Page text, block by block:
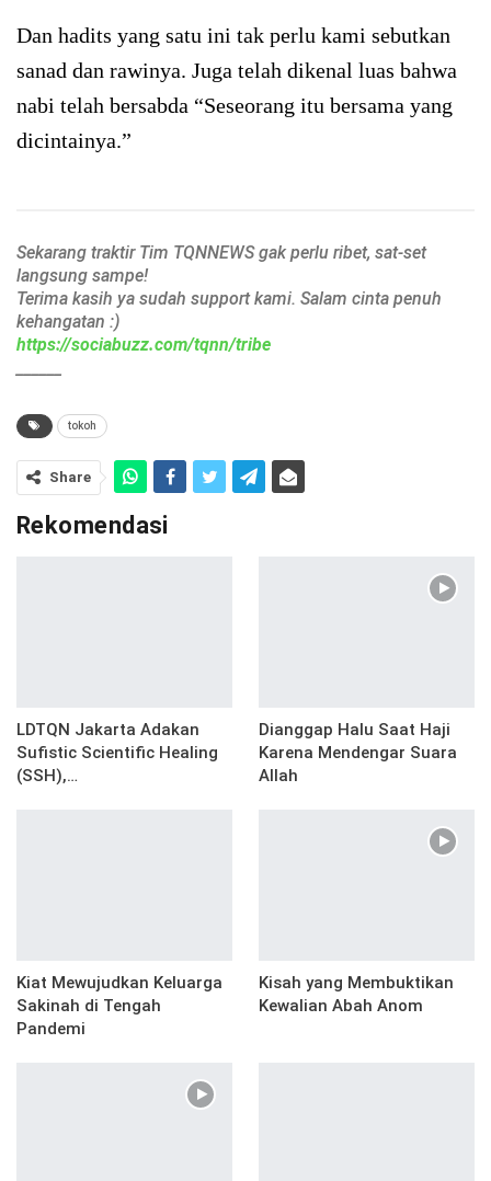
Dan hadits yang satu ini tak perlu kami sebutkan
sanad dan rawinya. Juga telah dikenal luas bahwa
nabi telah bersabda “Seseorang itu bersama yang
dicintainya.”
Sekarang traktir Tim TQNNEWS gak perlu ribet, sat-set
langsung sampe!
Terima kasih ya sudah support kami. Salam cinta penuh
kehangatan :)
https://sociabuzz.com/tqnn/tribe
tokoh
Share
Rekomendasi
LDTQN Jakarta Adakan
Sufistic Scientific Healing
(SSH),…
Dianggap Halu Saat Haji
Karena Mendengar Suara
Allah
Kiat Mewujudkan Keluarga
Sakinah di Tengah
Pandemi
Kisah yang Membuktikan
Kewalian Abah Anom